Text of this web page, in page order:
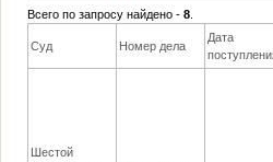
Всего по запросу найдено -8
Суд Номер дела
Дата
Шестой